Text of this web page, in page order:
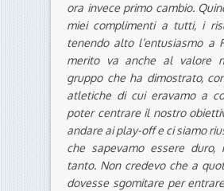
ora invece primo cambio.
miei complimenti a tutti, i
tenendo alto l’entusiasmo a
merito va anche al valore
gruppo che ha dimostrato,
atletiche di cui eravamo a
poter centrare il nostro
andare ai play-off e ci siamo
che sapevamo essere duro,
tanto. Non credevo che a
dovesse sgomitare per